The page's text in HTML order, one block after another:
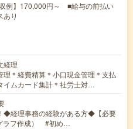
例】170,000円～ ■給与の前払い
あり
経理
理＊経費精算＊小口現金管理＊支払
イムカード集計＊社労士対…
◆経理事務の経験がある方◆【必要
ラフ作成） #初め…